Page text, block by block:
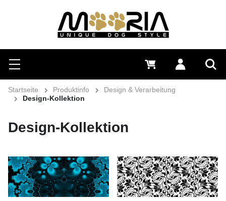
Suchen
Menü Anmelden
0 €
Startseite Produktinfo
Design & Verarbeitung
Design-Kollektion
Design-Kollektion